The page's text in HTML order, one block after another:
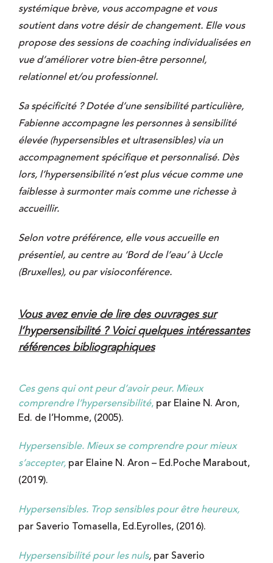
systémique brève, vous accompagne et vous
soutient dans votre désir de changement. Elle vous
propose des sessions de coaching individualisées en
vue d’améliorer votre bien-être personnel,
relationnel et/ou professionnel.
Sa spécificité ?Dotée d’une sensibilité particulière,
Fabienne accompagne les personnes à sensibilité
élevée (hypersensibles et ultrasensibles) via un
accompagnement spécifique et personnalisé. Dès
lors, l’hypersensibilité n’est plus vécue comme une
faiblesse à surmonter mais comme une richesse à
accueillir.
Selon votre préférence, elle vous accueille en
présentiel, au centre au ‘Bord de l’eau’ à Uccle
(Bruxelles), ou par visioconférence.
Vous avez envie de lire des ouvrages sur
l’hypersensibilité ? Voici quelques intéressantes
références bibliographiques
Ces gens qui ont peur d’avoir peur. Mieux
comprendre l’hypersensibilité,par Elaine N. Aron,
Ed. de l’Homme, (2005).
Hypersensible. Mieux se comprendre pour mieux
s’accepter,par Elaine N. Aron – Ed.Poche Marabout,
(2019).
Hypersensibles. Trop sensibles pour être heureux,
par Saverio Tomasella, Ed.Eyrolles, (2016).
Hypersensibilité pour les nuls,par Saverio